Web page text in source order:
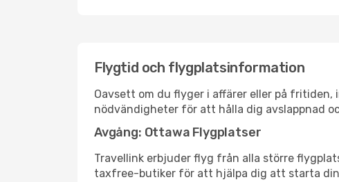
Flygtid och flygplatsinformation
Oavsett om du flyger i affärer eller på fritiden,
nödvändigheter för att hålla dig avslappnad
Avgång: Ottawa Flygplatser
Travellink erbjuder flyg från alla större
taxfree-butiker för att hjälpa dig att starta